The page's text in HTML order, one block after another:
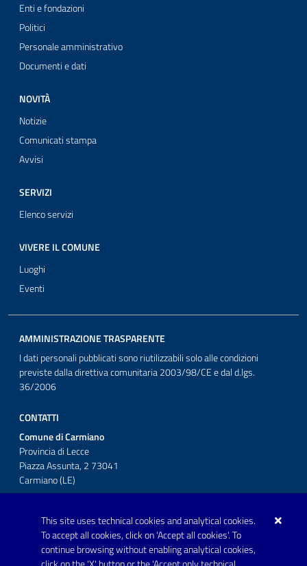
This site uses technical cookies and analytical cookies.
To accept all cookies, click on 'Accept all cookies'. To
continue browsing without enabling analytical cookies,
Enti e fondazioni
Politici
Personale amministrativo
Documenti e dati
NOVITÀ
Notizie
Comunicati stampa
Avvisi
SERVIZI
Elenco servizi
VIVERE IL COMUNE
Luoghi
Eventi
AMMINISTRAZIONE TRASPARENTE
I dati personali pubblicati sono riutilizzabili solo alle condizioni
previste dalla direttiva comunitaria 2003/98/CE e dal d.lgs.
36/2006
CONTATTI
Comune di Carmiano
Provincia di Lecce
Piazza Assunta, 2 73041
Carmiano (LE)
Posta Elettronica Certificata:
protocollo.comunecarmiano@pec.rupar.puglia.it